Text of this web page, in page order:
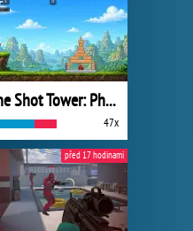
One Shot Tower: Physics Destroyer
47x
před 17 hodinami